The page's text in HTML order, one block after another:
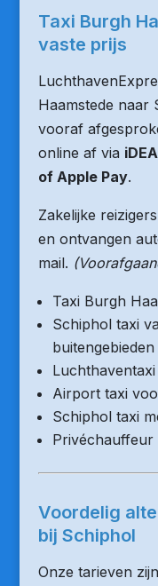
Taxi Burgh
vaste prijs
Haamstede naar
vooraf
online af via
of Apple Pay.
Zakelijke
en ontvangen
mail.
Taxi Burgh
Schiphol taxi
buitengebieden
Airport taxi
Schiphol taxi
Voordelig
bij Schiphol
Onze tarieven